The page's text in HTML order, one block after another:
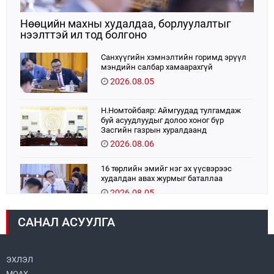
Нөөцийн махны худалдаа, борлуулалтыг
нээлттэй ил тод болгоно
Санхүүгийн хэмнэлтийн горимд эрүүл
мэндийн салбар хамаарахгүй
2026.08.05
Н.Номтойбаяр: Аймгуудад тулгамдаж
буй асуудлуудыг долоо хоног бүр
Засгийн газрын хуралдаанд
танилцуулж, шийдвэрлүүлнэ
2026.08.06
16 төрлийн эмийг нэг эх үүсвэрээс
худалдан авах журмыг баталлаа
2026.08.05
УИХ-ын дарга С.Бямбацогт:
САНАЛ АСУУЛГА
ЭХЛЭЛ